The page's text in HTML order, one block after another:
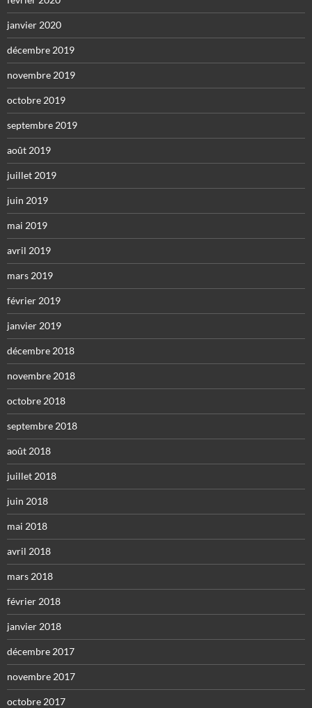
janvier 2020
décembre 2019
novembre 2019
octobre 2019
septembre 2019
août 2019
juillet 2019
juin 2019
mai 2019
avril 2019
mars 2019
février 2019
janvier 2019
décembre 2018
novembre 2018
octobre 2018
septembre 2018
août 2018
juillet 2018
juin 2018
mai 2018
avril 2018
mars 2018
février 2018
janvier 2018
décembre 2017
novembre 2017
octobre 2017